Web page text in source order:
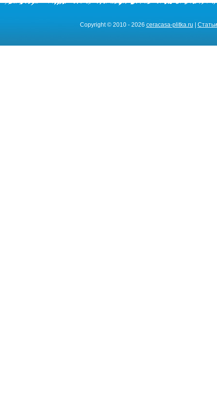
Copyright © 2010 - 2026 ceracasa-plitka.ru